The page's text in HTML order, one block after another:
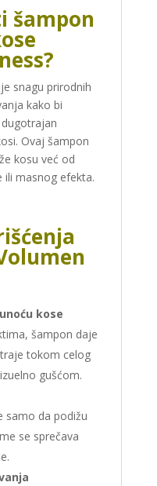
šampon
snagu prirodnih
kako bi
Ovaj šampon
kosu već od
ili masnog efekta.
kose
šampon daje
tokom celog
gušćom.
samo da podižu
se sprečava